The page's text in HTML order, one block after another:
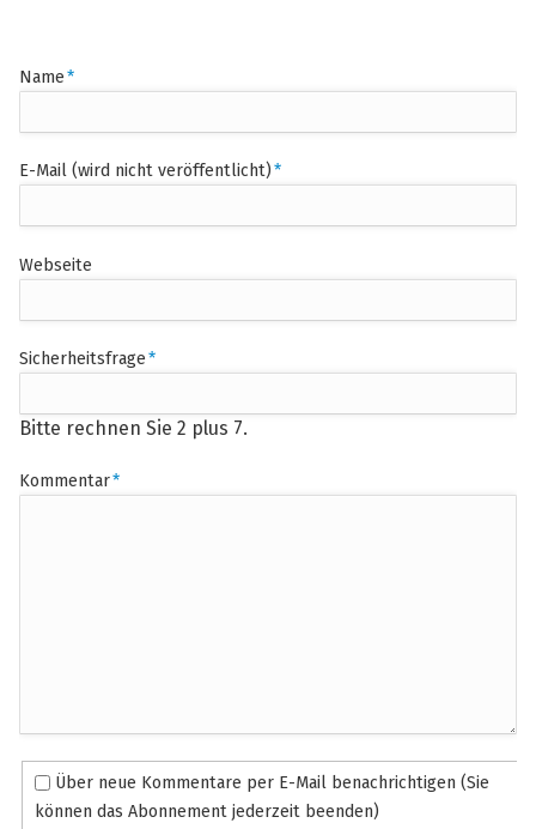
Pflichtfeld
Name*
Pflichtfeld
E-Mail (wird nicht veröffentlicht)*
Webseite
Pflichtfeld
Sicherheitsfrage*
Bitte rechnen Sie 2 plus 7.
Pflichtfeld
Kommentar*
Über neue Kommentare per E-Mail benachrichtigen (Sie
können das Abonnement jederzeit beenden)